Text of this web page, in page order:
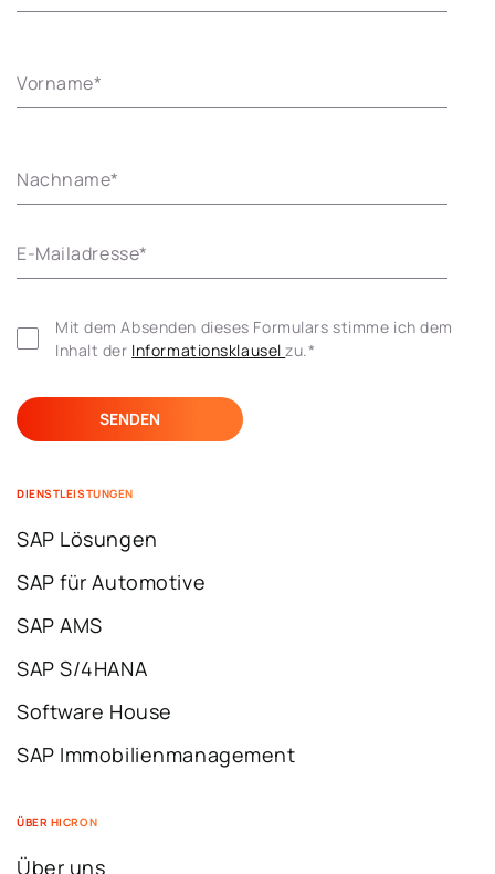
Vorname*
Nachname*
E-Mailadresse*
Mit dem Absenden dieses Formulars stimme ich dem
Inhalt der Informationsklausel zu.*
DIENSTLEISTUNGEN
SAP Lösungen
SAP für Automotive
SAP AMS
SAP S/4HANA
Software House
SAP Immobilienmanagement
ÜBER HICRON
Über uns